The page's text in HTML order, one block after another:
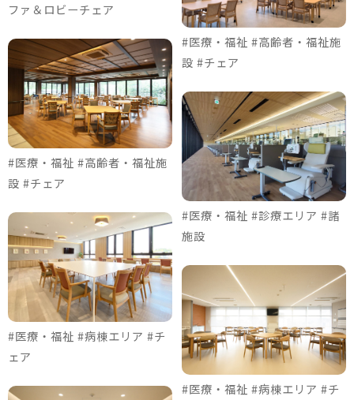
ファ＆ロビーチェア
#医療・福祉 #高齢者・福祉施
設 #チェア
#医療・福祉 #病棟エリア #チ
ェア
#医療・福祉 #高齢者・福祉施
設 #チェア
#医療・福祉 #診療エリア #諸
施設
#医療・福祉 #病棟エリア #チ